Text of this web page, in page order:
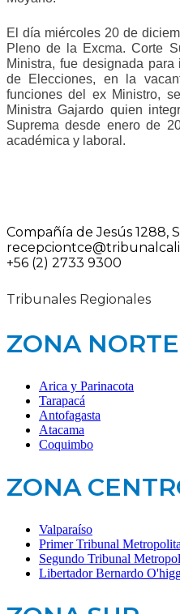
El día miércoles 20 de
Pleno de la Excma. Corte
Ministra, fue designada
de Elecciones, en la
funciones del ex Ministro,
Ministra Gajardo quien
Suprema desde enero de
académica y laboral.
Compañía de Jesús 1288,
+56 (2) 2733 9300
Tribunales Regionales
ZONA NORTE
Arica y Parinacota
Tarapacá
Antofagasta
Atacama
Coquimbo
ZONA
Valparaíso
Primer Tribunal
Segundo Tribunal
Libertador Bernardo